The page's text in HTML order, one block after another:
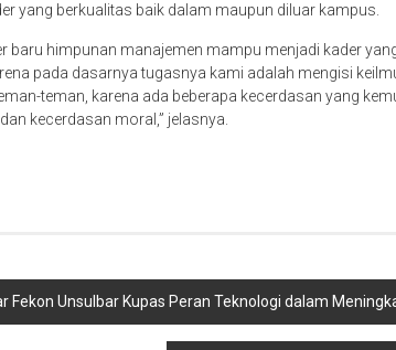
yang berkualitas baik dalam maupun diluar kampus.
baru himpunan manajemen mampu menjadi kader
pada dasarnya tugasnya kami adalah mengisi
teman, karena ada beberapa kecerdasan yang
kecerdasan moral,” jelasnya.
Fekon Unsulbar Kupas Peran Teknologi dalam